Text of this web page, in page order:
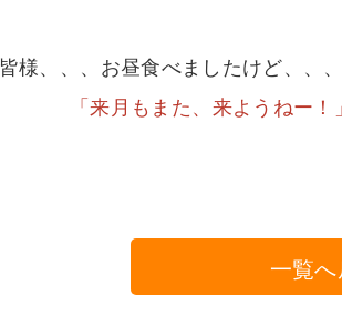
皆様、、、お昼食べましたけど、、
「来月もまた、来ようねー！
一覧へ